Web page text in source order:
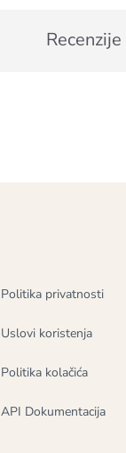
Recenzije
Politika privatnosti
Uslovi koristenja
Politika kolačića
API Dokumentacija